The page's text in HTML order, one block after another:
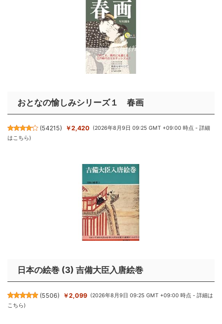
おとなの愉しみシリーズ１ 春画
(54215) ￥2,420 (2026年8月9日 09:25 GMT +09:00 時点 -詳細
はこちら)
日本の絵巻 (3) 吉備大臣入唐絵巻
(5506) ￥2,099 (2026年8月9日 09:25 GMT +09:00 時点 -詳細は
こちら)